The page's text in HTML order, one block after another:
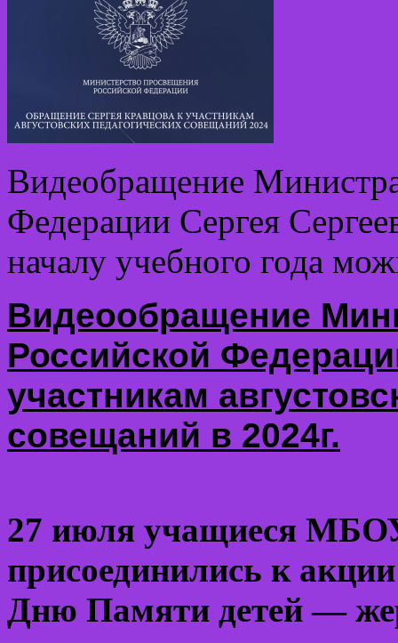
Видеобращение
Федерации Сергея
началу учебного года
Видеообращение
Российской
участникам
совещаний в 2024г.
27 июля учащиеся
присоединились к
Дню Памяти детей —